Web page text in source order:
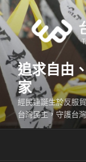
跳
至
主
內
容
追求自由
家
經民連誕生於反服
台灣民主，守護台